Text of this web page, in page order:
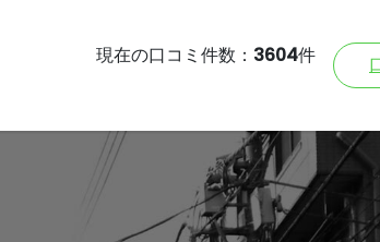
現在の口コミ件数： 3604件